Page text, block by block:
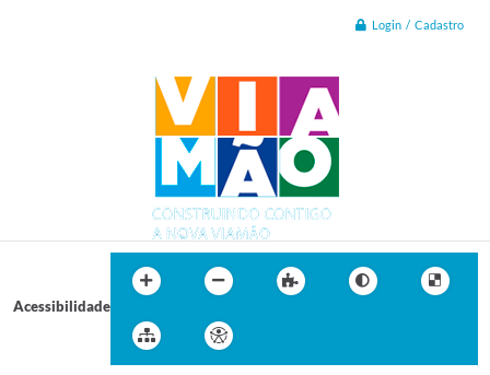
Login / Cadastro
Acessibilidade